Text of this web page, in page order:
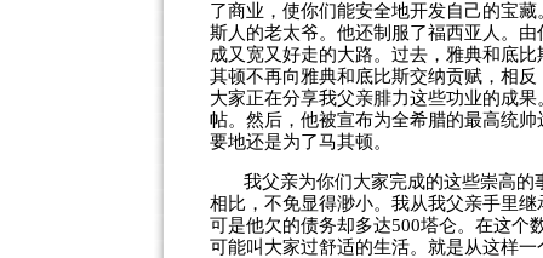
了商业，使你们能安全地开发自己的宝
斯人的老太爷。他还制服了福西亚人。
成又宽又好走的大路。过去，雅典和底
其顿不再向雅典和底比斯交纳贡赋，相
大家正在分享我父亲腓力这些功业的成
帖。然后，他被宣布为全希腊的最高统
要地还是为了马其顿。
我父亲为你们大家完成的这些崇高
相比，不免显得渺小。我从我父亲手里
可是他欠的债务却多达500塔仑。在这个
可能叫大家过舒适的生活。就是从这样